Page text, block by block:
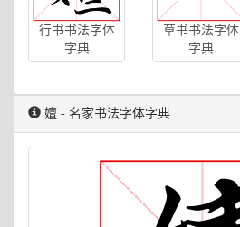
行书书法字体
字典
草书书法字体
字典
嬗 - 名家书法字体字典